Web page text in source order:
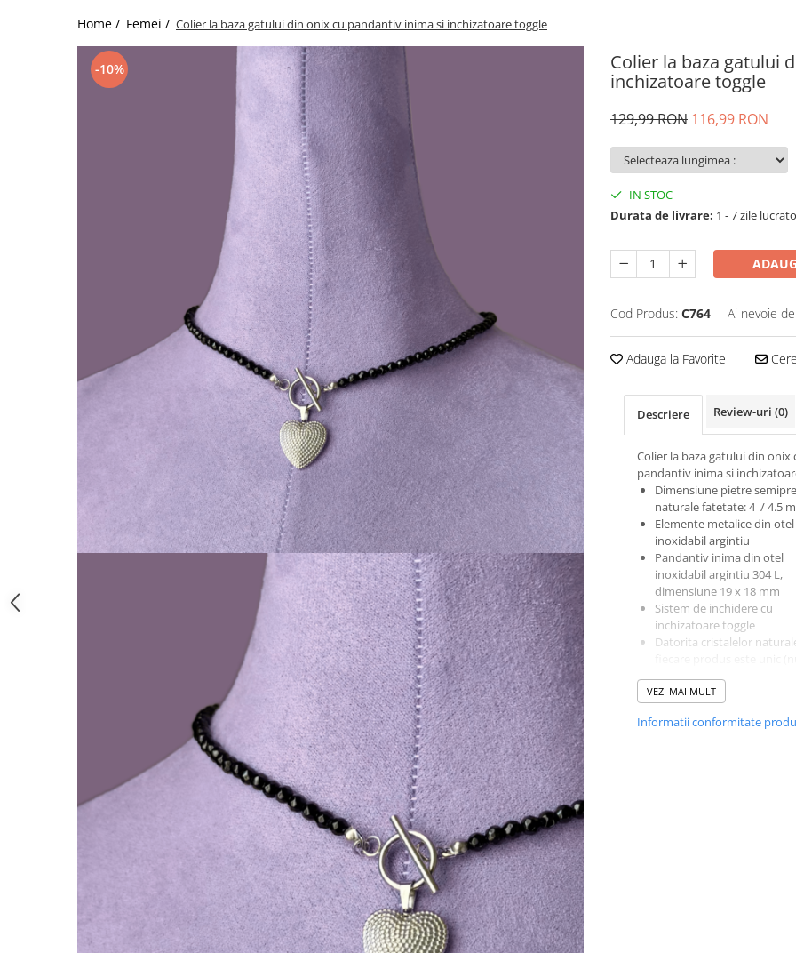
Home / Femei / Colier la baza gatului din onix cu pandantiv inima si inchizatoare toggle
-10%
Colier la baza gatului
inchizatoare toggle
129,99 RON 116,99 RON
IN STOC
Durata de livrare: 1 - 7 zile
Cod Produs: C764 Ai nevoie
Adauga la Favorite
Descriere Review-uri (0)
Colier la baza gatului din onix
pandantiv inima si
Dimensiune pietre
naturale fatetate: 4 / 4.5
Elemente metalice din otel
inoxidabil argintiu
Pandantiv inima din otel
inoxidabil argintiu 304 L,
dimensiune 19 x 18 mm
Sistem de inchidere cu
inchizatoare toggle
Datorita cristalelor
doua cristale naturale la fel)
Produsele noastre sunt
provine dintr-o serie
VEZI MAI MULT
Informatii conformitate